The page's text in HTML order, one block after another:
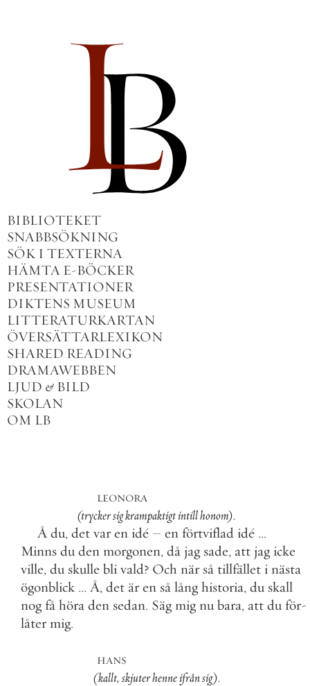
BIBLIOTEKET
SNABBSÖKNING
SÖK I TEXTERNA
HÄMTA E-BÖCKER
PRESENTATIONER
DIKTENS MUSEUM
LITTERATURKARTAN
ÖVERSÄTTARLEXIKON
SHARED READING
DRAMAWEBBEN
LJUD & BILD
SKOLAN
OM LB
LEONORA
(tryckersigkrampaktigtintillhonom).
Å du, det var en idé – en förtviflad idé ...
Minns du den morgonen, då jag sade, att jag icke
ville, du skulle bli vald? Och när så tillfället i nästa
ögonblick ... Å, det är en så lång historia, du skall
nog få höra den sedan. Säg mig nu bara, att du för-
låter mig.
HANS
(kallt,skjuterhenneifrånsig).